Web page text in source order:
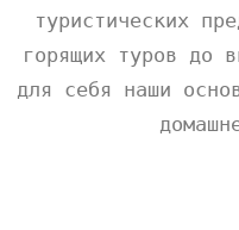
туристических
горящих туров до
для себя наши